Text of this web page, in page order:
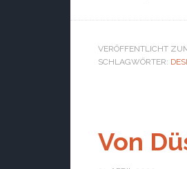
VERÖFFENTLICHT
SCHLAGWÖRTER:
Von